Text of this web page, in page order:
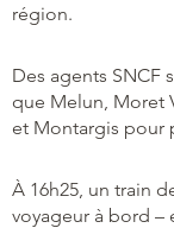
région.
Des agents SNCF
que Melun, Moret
et Montargis pour
À 16h25, un train
voyageur à bord –